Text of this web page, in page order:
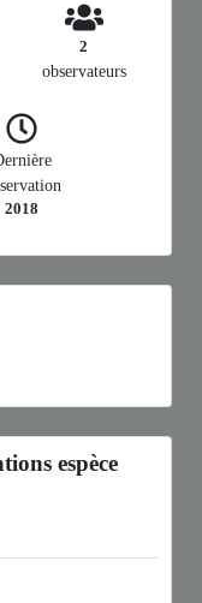
2
observateurs
2018
espèce